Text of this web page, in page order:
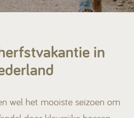
in
wel het mooiste seizoen om